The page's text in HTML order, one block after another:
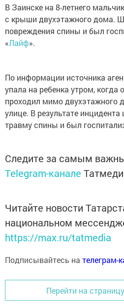
В Заинске на 8-летнего
с крыши двухэтажного дома.
повреждения спины и был
«Лайф».
По информации источника
упала на ребенка утром, когда
проходил мимо двухэтажного
улице. В результате
травму спины и был
Следите за самым
Telegram-канале
Читайте новости
национальном
https://max.ru/tatmedia
Подписывайтесь на телеграм-
Перейти на